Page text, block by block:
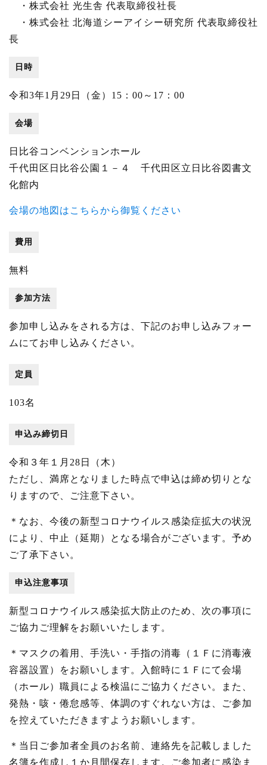
・株式会社 光生舎 代表取締役社長
・株式会社 北海道シーアイシー研究所 代表取締役社
長
日時
令和3年1月29日（金）15：00～17：00
会場
日比谷コンベンションホール
千代田区日比谷公園１－４ 千代田区立日比谷図書文
化館内
会場の地図はこちらから御覧ください
費用
無料
参加方法
参加申し込みをされる方は、下記のお申し込みフォー
ムにてお申し込みください。
定員
103名
申込み締切日
令和３年１月28日（木）
ただし、満席となりました時点で申込は締め切りとな
りますので、ご注意下さい。
＊なお、今後の新型コロナウイルス感染症拡大の状況
により、中止（延期）となる場合がございます。予め
ご了承下さい。
申込注意事項
新型コロナウイルス感染拡大防止のため、次の事項に
ご協力ご理解をお願いいたします。
＊マスクの着用、手洗い・手指の消毒（１Ｆに消毒液
容器設置）をお願いします。入館時に１Ｆにて会場
（ホール）職員による検温にご協力ください。また、
発熱・咳・倦怠感等、体調のすぐれない方は、ご参加
を控えていただきますようお願いします。
＊当日ご参加者全員のお名前、連絡先を記載しました
名簿を作成し１か月間保存します。ご参加者に感染ま